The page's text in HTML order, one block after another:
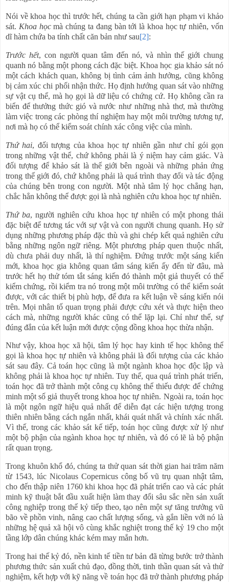
Nói về khoa học thì trước hết, chúng ta cần giới hạn phạm vi khảo
sát. Khoa họcmà chúng ta đang bàn tới là khoa học tự nhiên, vốn
dĩ hàm chứa ba tính chất căn bản như sau[2]:
Trước hết, con người quan tâm đến nó, và nhìn thế giới chung
quanh nó bằng một phong cách đặc biệt. Khoa học gia khảo sát nó
một cách khách quan, không bị tình cảm ảnh hưởng, cũng không
bị cảm xúc chi phối nhận thức. Họ định hướng quan sát vào những
sự vật cụ thể, mà họ gọi là dữ liệu có chứng cứ. Họ không cần ra
biển để thưởng thức gió và nước như những nhà thơ, mà thường
làm việc trong các phòng thí nghiệm hay một môi trường tương tự,
nơi mà họ có thể kiểm soát chính xác công việc của mình.
Thứ hai, đối tượng của khoa học tự nhiên gần như chỉ gói gọn
trong những vật thể, chứ không phải là ý niệm hay cảm giác. Và
đối tượng để khảo sát là thế giới bên ngoài và những phản ứng
trong thế giới đó, chứ không phải là quá trình thay đổi và tác động
của chúng bên trong con người. Một nhà tâm lý học chẳng hạn,
chắc hẳn không thể được gọi là nhà nghiên cứu khoa học tự nhiên.
Thứ ba, người nghiên cứu khoa học tự nhiên có một phong thái
đặc biệt để tương tác với sự vật và con người chung quanh. Họ sử
dụng những phương pháp đặc thù và ghi chép kết quả nghiên cứu
bằng những ngôn ngữ riêng. Một phương pháp quen thuộc nhất,
dù chưa phải duy nhất, là thí nghiệm. Đứng trước một sáng kiến
mới, khoa học gia không quan tâm sáng kiến ấy đến từ đâu, mà
trước hết họ thử tóm tắt sáng kiến đó thành một giả thuyết có thể
kiểm chứng, rồi kiểm tra nó trong một môi trường có thể kiểm soát
được, với các thiết bị phù hợp, để đưa ra kết luận về sáng kiến nói
trên. Mọi nhân tố quan trọng phải được cứu xét và thực hiện theo
cách mà, những người khác cũng có thể lặp lại. Chỉ như thế, sự
đúng đắn của kết luận mới được cộng đồng khoa học thừa nhận.
Như vậy, khoa học xã hội, tâm lý học hay kinh tế học không thể
gọi là khoa học tự nhiên và không phải là đối tượng của các khảo
sát sau đây. Cả toán học cũng là một ngành khoa học độc lập và
không phải là khoa học tự nhiên. Tuy thế, qua quá trình phát triển,
toán học đã trở thành một công cụ không thể thiếu được để chứng
minh một số giả thuyết trong khoa học tự nhiên. Ngoài ra, toán học
là một ngôn ngữ hiệu quả nhất để diễn đạt các hiện tượng trong
thiên nhiên bằng cách ngắn nhất, khái quát nhất và chính xác nhất.
Vì thế, trong các khảo sát kế tiếp, toán học cũng được xử lý như
một bộ phận của ngành khoa học tự nhiên, và đó có lẽ là bộ phận
rất quan trọng.
Trong khuôn khổ đó, chúng ta thử quan sát thời gian hai trăm năm
từ 1543, lúc Nicolaus Copernicus công bố vũ trụ quan nhật tâm,
cho đến thập niên 1760 khi khoa học đã phát triển cao và các phát
minh kỹ thuật bắt đầu xuất hiện làm thay đổi sâu sắc nền sản xuất
công nghiệp trong thế kỷ tiếp theo, tạo nên một sự tăng trưởng vũ
bão về phồn vinh, nâng cao chất lượng sống, và gắn liền với nó là
những hệ quả xã hội vô cùng khắc nghiệt trong thế kỷ 19 cho một
tầng lớp dân chúng khác kém may mắn hơn.
Trong hai thế kỷ đó, nền kinh tế tiền tư bản đã từng bước trở thành
phương thức sản xuất chủ đạo, đồng thời, tinh thần quan sát và thử
nghiệm, kết hợp với kỹ năng về toán học đã trở thành phương pháp